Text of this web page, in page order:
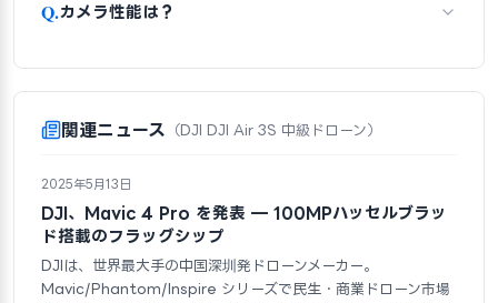
Q.カメラ性能は？
関連ニュース （DJI DJI Air 3S 中級ドローン）
2025年5月13日
DJI、Mavic 4 Pro を発表 — 100MPハッセルブラッ
ド搭載のフラッグシップ
DJIは、世界最大手の中国深圳発ドローンメーカー。
Mavic/Phantom/Inspire シリーズで民生・商業ドローン市場